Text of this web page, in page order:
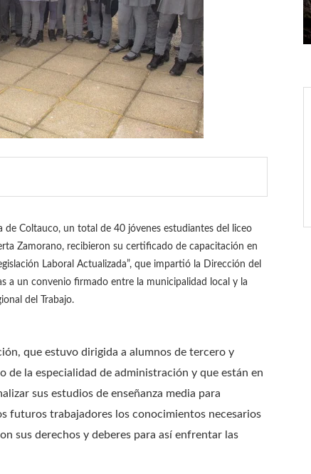
de Coltauco, un total de 40 jóvenes estudiantes del liceo
Zamorano, recibieron su certificado de capacitación en
Laboral Actualizada”, que impartió la Dirección del
a un convenio firmado entre la municipalidad local y la
del Trabajo.
que estuvo dirigida a alumnos de tercero y
de la especialidad de administración y que están en
sus estudios de enseñanza media para
futuros trabajadores los conocimientos necesarios
sus derechos y deberes para así enfrentar las